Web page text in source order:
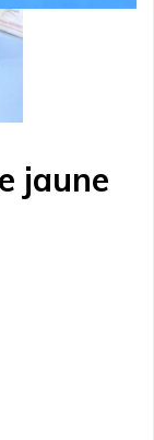
jaune